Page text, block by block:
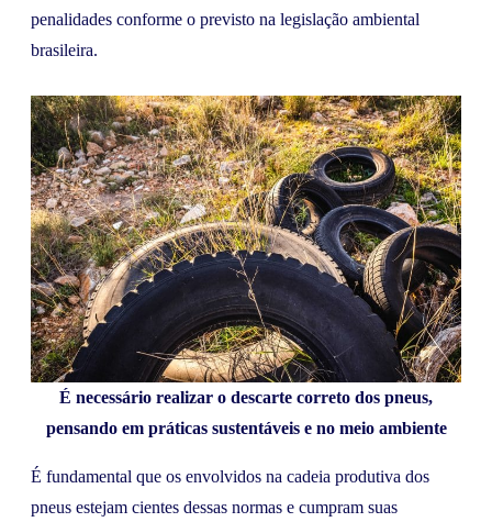
penalidades conforme o previsto na legislação ambiental
brasileira.
É necessário realizar o descarte correto dos pneus,
pensando em práticas sustentáveis e no meio ambiente
É fundamental que os envolvidos na cadeia produtiva dos
pneus estejam cientes dessas normas e cumpram suas